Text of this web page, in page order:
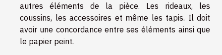
autres éléments de la pièce. Les rideaux, les
coussins, les accessoires et même les tapis. Il doit
avoir une concordance entre ses éléments ainsi que
le papier peint.